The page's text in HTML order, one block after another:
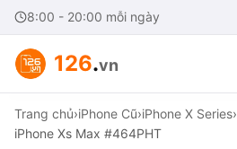
8:00 - 20:00 mỗi ngày
126.vn
Trang chủ›iPhone Cũ›iPhone X Series›
iPhone Xs Max #464PHT